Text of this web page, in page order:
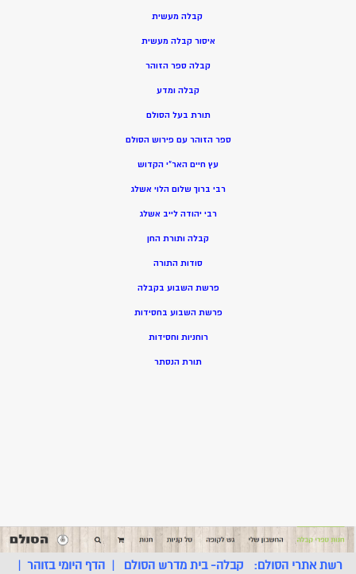
קבלה מעשית
איסור קבלה מעשית
קבלה ספר הזוהר
קבלה ומדע
תורת בעל הסולם
ספר הזוהר עם פירוש הסולם
עץ חיים האר”י הקדוש
רבי ברוך שלום הלוי אשלג
רבי יהודה לייב אשלג
קבלה ותורת החן
סודות התורה
פרשת השבוע בקבלה
פרשת השבוע בחסידות
רוחניות וחסידות
תורת הנסתר
רשת אתרי הסולם: קבלה- בית מדרש הסולם |הדף היומי בזוהר |